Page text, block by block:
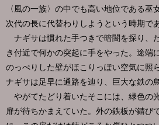
〈風の一族〉の中でも高い地位である巫
次代の長に代替わりしようという時期で
ナギサは慣れた手つきで暗闇を探り、
き付近で何かの突起に手をやった。途端
のっぺりした壁がほこりっぽい空気に照
ナギサは足早に通路を辿り、巨大な鉄の
やがてたどり着いたそこには、緑色の
扉が待ちかまえていた。外の鉄板が錆び